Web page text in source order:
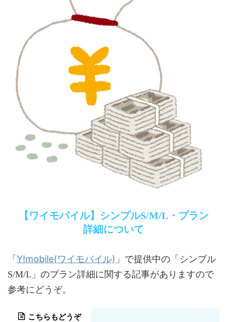
【ワイモバイル】シンプルS/M/L・プラン
詳細について
「 Y!mobile(ワイモバイル) 」で提供中の「シンプル
S/M/L」のプラン詳細に関する記事がありますので
参考にどうぞ。
こちらもどうぞ